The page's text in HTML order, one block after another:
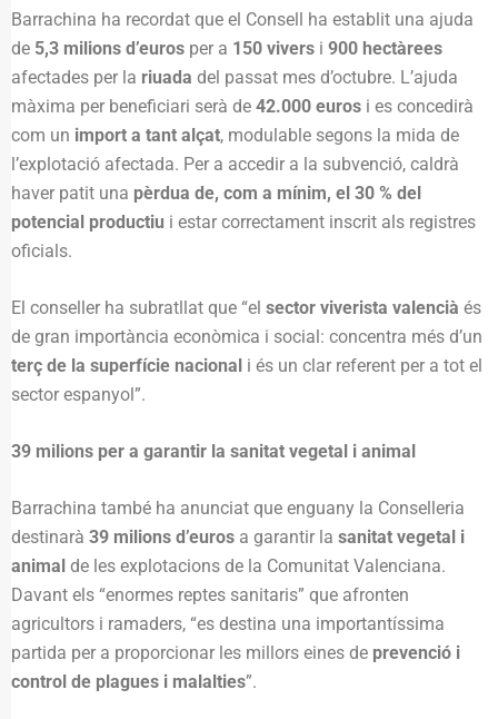
Barrachina ha recordat que el Consell ha establit una ajuda
de 5,3 milions d’euros per a 150 vivers i 900 hectàrees
afectades per la riuada del passat mes d’octubre. L’ajuda
màxima per beneficiari serà de 42.000 euros i es concedirà
com un import a tant alçat, modulable segons la mida de
l’explotació afectada. Per a accedir a la subvenció, caldrà
haver patit una pèrdua de, com a mínim, el 30 % del
potencial productiu i estar correctament inscrit als registres
oficials.
El conseller ha subratllat que “el sector viverista valencià és
de gran importància econòmica i social: concentra més d’un
terç de la superfície nacional i és un clar referent per a tot el
sector espanyol”.
39 milions per a garantir la sanitat vegetal i animal
Barrachina també ha anunciat que enguany la Conselleria
destinarà 39 milions d’euros a garantir la sanitat vegetal i
animal de les explotacions de la Comunitat Valenciana.
Davant els “enormes reptes sanitaris” que afronten
agricultors i ramaders, “es destina una importantíssima
partida per a proporcionar les millors eines de prevenció i
control de plagues i malalties”.